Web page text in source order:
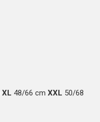
XL 48/66 cm XXL 50/68